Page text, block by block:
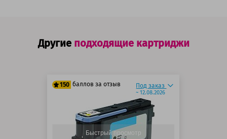
Другие подходящие картриджи
150 баллов за отзыв
125 баллов
150 баллов
Под заказ
~ 12.08.2026
Быстрый просмотр